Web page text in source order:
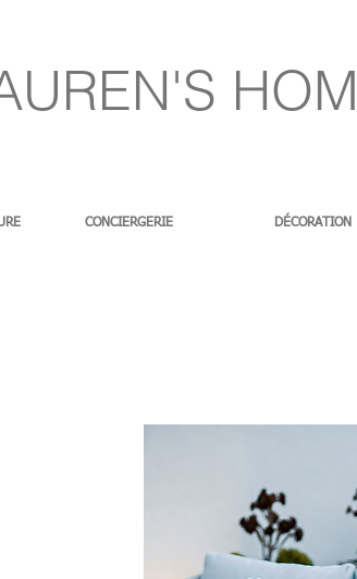
CONCIERGERIE DÉCORATION